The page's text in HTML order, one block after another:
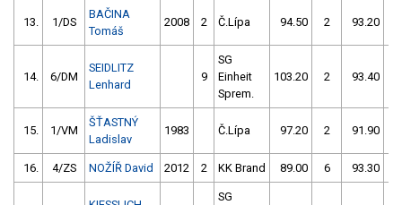
13. 1/DS
BAČINA
Tomáš
2008 2 Č.Lípa 94.50 2 93.20
14. 6/DM
SEIDLITZ
Lenhard
9
SG
Einheit
Sprem.
103.20 2 93.40
15. 1/VM
ŠŤASTNÝ
Ladislav
1983 Č.Lípa 97.20 2 91.90
16. 4/ZS NOŽÍŘ David 2012 2 KK Brand 89.00 6 93.30
SG